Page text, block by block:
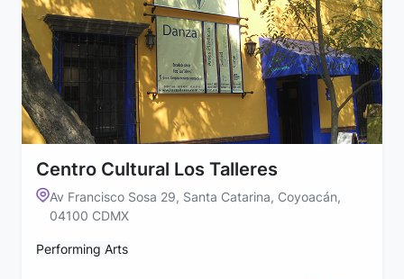
Centro Cultural Los Talleres
Av Francisco Sosa 29, Santa Catarina, Coyoacán,
04100 CDMX
Performing Arts